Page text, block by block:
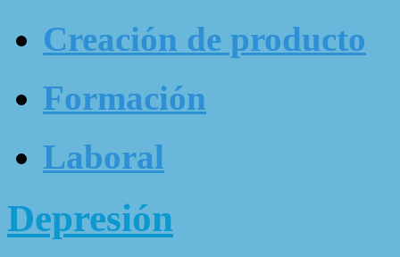
Creación de producto
Formación
Laboral
Depresión